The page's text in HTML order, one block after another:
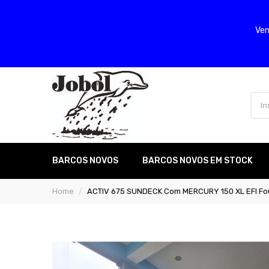
BARCOS NOVOS BARCOS NOVOS EM STOCK
Home ACTIV 675 SUNDECK Com MERCURY 150 XL EFI